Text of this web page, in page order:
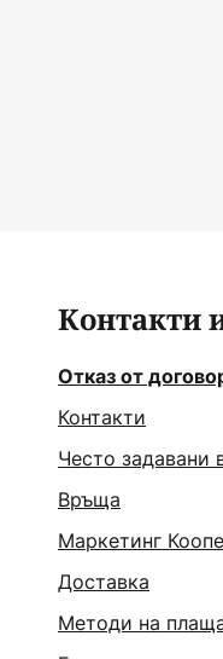
Контакти
Отказ от
Контакти
Често задавани
Връща
Маркетинг
Доставка
Методи на